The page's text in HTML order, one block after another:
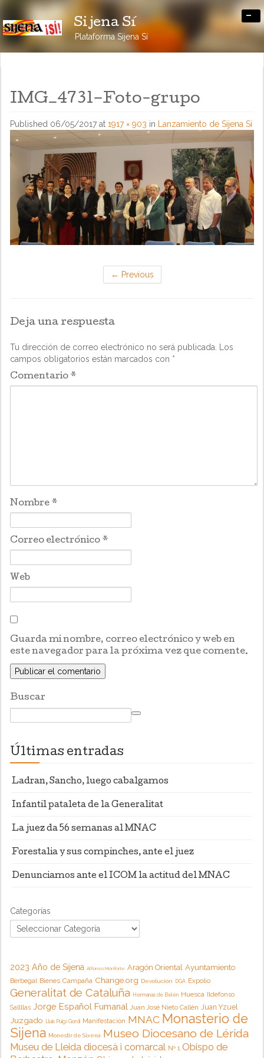
Sijena Sí
Plataforma Sijena Sí
-
IMG_4731–Foto-grupo
Published 06/05/2017 at 1917 × 903 in Lanzamiento de Sijena Sí
← Previous
Deja una respuesta
Tu dirección de correo electrónico no será publicada.
Los
campos obligatorios están marcados con *
Comentario *
Nombre *
Correo electrónico *
Web
Guarda mi nombre, correo electrónico y web en
este navegador para la próxima vez que comente.
Buscar
Últimas entradas
Ladran, Sancho, luego cabalgamos
Infantil pataleta de la Generalitat
La juez da 56 semanas al MNAC
Forestalia y sus compinches, ante el juez
Denunciamos ante el ICOM la actitud del MNAC
Categorías
2023 Año de Sijena Alfonso Monforte Aragón Oriental Ayuntamiento
Berbegal Bienes Campaña Change.org Devolución DGA Expolio
Generalitat de Cataluña Hermanas de Belén Huesca Ildefonso
Sallllas Jorge Español Fumanal Juan José Nieto Callén Juan Yzuel
Juzgado Lluis Puig i Gordi Manifestación MNAC Monasterio de
Sijena Monestir de Sixena Museo Diocesano de Lérida
Museu de Lleida diocesà i comarcal Nº 1 Obispo de